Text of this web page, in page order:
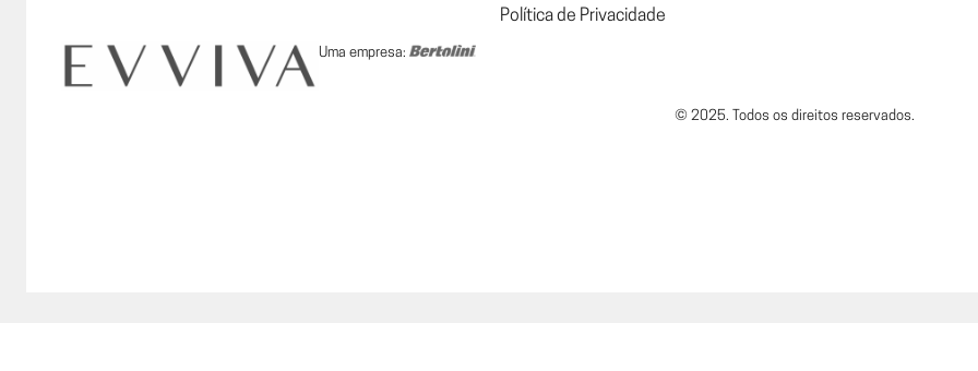
Uma empresa:
Política de Privacidade
© 2025. Todos os direitos reservados.